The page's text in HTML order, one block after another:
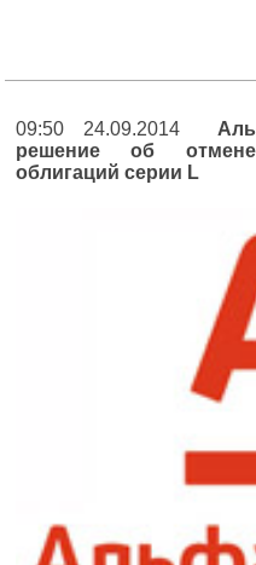
09:50 24.09.2014
решение об
облигаций серии L